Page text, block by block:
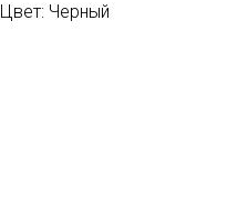
Цвет: Черный